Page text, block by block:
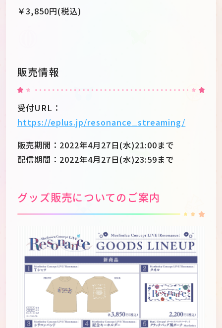
￥3,850円(税込)
販売情報
受付URL：
https://eplus.jp/resonance_streaming/
販売期間：2022年4月27日(水)21:00まで
配信期間：2022年4月27日(水)23:59まで
グッズ販売についてのご案内